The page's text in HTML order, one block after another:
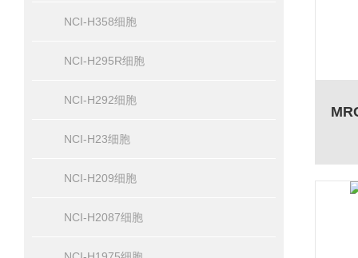
NCI-H358细胞
NCI-H295R细胞
NCI-H292细胞
NCI-H23细胞
NCI-H209细胞
NCI-H2087细胞